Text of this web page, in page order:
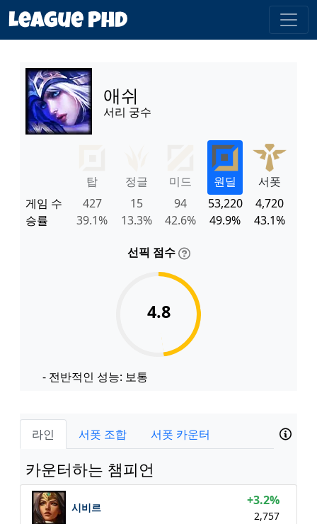
애쉬
서리 궁수
탑 정글 미드 원딜
서폿
게임 수
427 15 94 53,220
4,720
승률
39.1% 13.3% 42.6% 49.9% 43.1%
선픽 점수
4.8
- 전반적인 성능: 보통
라인 서폿 조합 서폿 카운터
카운터하는 챔피언
시비르 +3.2%
2,757